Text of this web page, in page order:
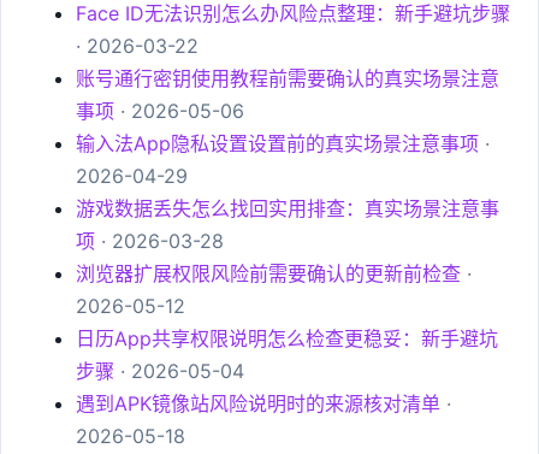
Face ID无法识别怎么办风险点整理：新手避坑步骤
· 2026-03-22
账号通行密钥使用教程前需要确认的真实场景注意
事项 · 2026-05-06
输入法App隐私设置设置前的真实场景注意事项 ·
2026-04-29
游戏数据丢失怎么找回实用排查：真实场景注意事
项 · 2026-03-28
浏览器扩展权限风险前需要确认的更新前检查 ·
2026-05-12
日历App共享权限说明怎么检查更稳妥：新手避坑
步骤 · 2026-05-04
遇到APK镜像站风险说明时的来源核对清单 ·
2026-05-18